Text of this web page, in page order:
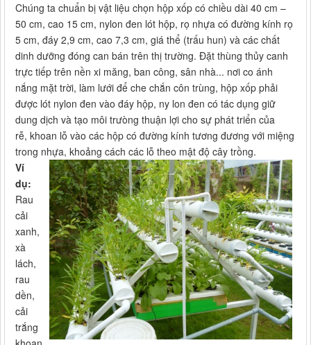
Chúng ta chuẩn bị vật liệu chọn hộp xốp có chiều dài 40 cm –
50 cm, cao 15 cm, nylon đen lót hộp, rọ nhựa có đường kính rọ
5 cm, đáy 2,9 cm, cao 7,3 cm, giá thể (trấu hun) và các chất
dinh dưỡng đóng can bán trên thị trường. Đặt thùng thủy canh
trực tiếp trên nền xi măng, ban công, sân nhà... nơi co ánh
nắng mặt trời, làm lưới để che chắn côn trùng, hộp xốp phải
được lót nylon đen vào đáy hộp, ny lon đen có tác dụng giữ
dung dịch và tạo môi trưòng thuận lợi cho sự phát triển của
rễ, khoan lỗ vào các hộp có đường kính tương đương với miệng
trong nhựa, khoảng cách các lỗ theo mật độ cây trồng.
Ví
dụ:
Rau
cải
xanh,
xà
lách,
rau
dền,
cải
trắng